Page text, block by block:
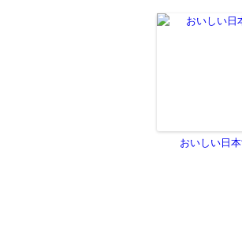
おいしい日